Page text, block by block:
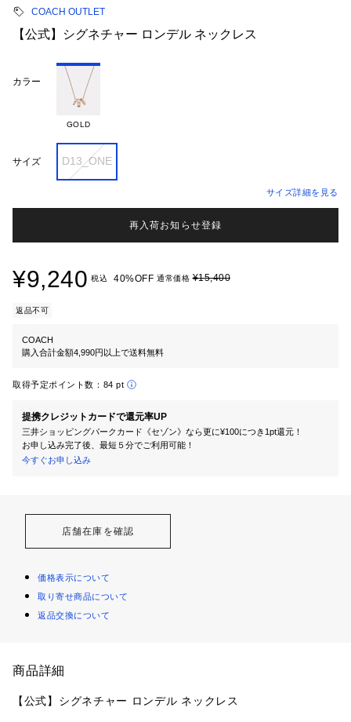
COACH OUTLET
【公式】シグネチャー ロンデル ネックレス
カラー
GOLD
サイズ D13_ONE
サイズ詳細を見る
再入荷お知らせ登録
¥9,240 税込 40%OFF 通常価格¥15,400
返品不可
COACH
購入合計金額4,990円以上で送料無料
取得予定ポイント数： 84 pt
提携クレジットカードで還元率UP
三井ショッピングパークカード《セゾン》なら更に¥100につき1pt還元！
お申し込み完了後、最短５分でご利用可能！
今すぐお申し込み
店舗在庫を確認
価格表示について
取り寄せ商品について
返品交換について
商品詳細
【公式】シグネチャー ロンデル ネックレス